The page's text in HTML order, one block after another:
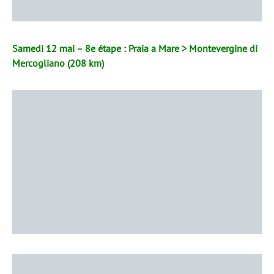
Samedi 12 mai – 8e étape : Praia a Mare > Montevergine di
Mercogliano (208 km)